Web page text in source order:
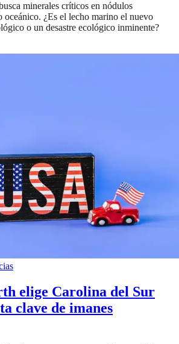
minerales críticos en nódulos
¿Es el lecho marino el nuevo
o un desastre ecológico inminente?
elige Carolina del Sur
clave de imanes